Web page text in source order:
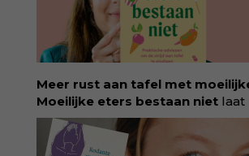
bestseller, waarmee Eva veel
kunnen helpen. Ze schrijft met
liefdevolle kijk op kinderen en
voor ouders. Download het
via:
evabronsveld.plugandpay.nl/r?
id=ZcYxEBJH
Meer rust aan tafel met
Moeilijke eters bestaan niet laat
kinderdiëtist en lactatiekundige
Demeyer
zien wat er schuilgaat
eetgedrag dat ouders zorgen